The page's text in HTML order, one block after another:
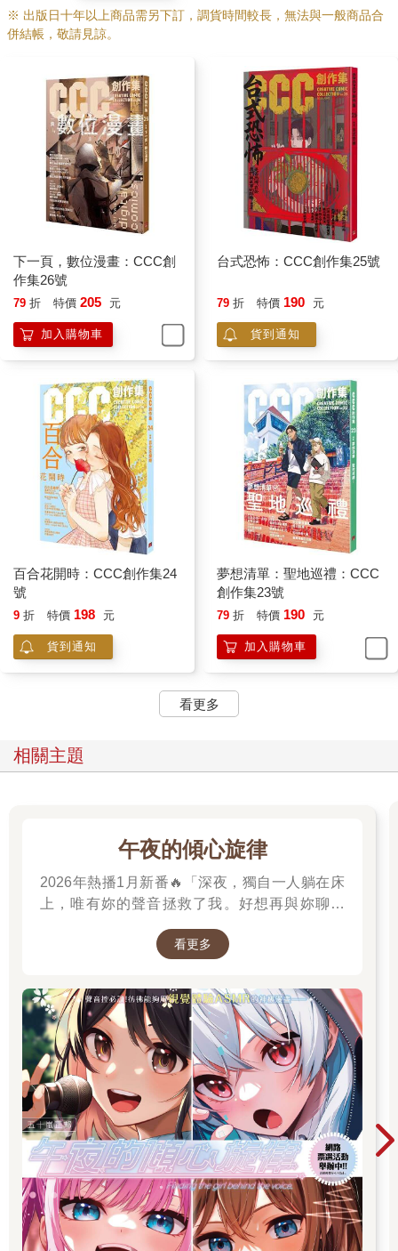
※ 出版日十年以上商品需另下訂，調貨時間較長，無法與一般商品合
併結帳，敬請見諒。
下一頁，數位漫畫：CCC創
作集26號
79 折 特價 205 元
加入購物車
台式恐怖：CCC創作集25號
79 折 特價 190 元
貨到通知
百合花開時：CCC創作集24
號
9 折 特價 198 元
貨到通知
夢想清單：聖地巡禮：CCC
創作集23號
79 折 特價 190 元
加入購物車
看更多
相關主題
午夜的傾心旋律
2026年熱播1月新番🔥「深夜，獨自一人躺在床
上，唯有妳的聲音拯救了我。好想再與妳聊一
次，我有話想對妳說。」高二的山吹有栖一直在
尋找一個長相成謎、本名不詳，化名為「阿波
看更多